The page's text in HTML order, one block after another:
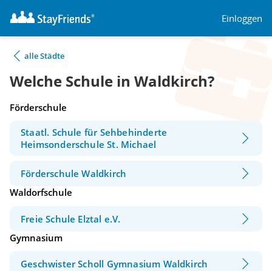
Einloggen
alle Städte
Welche Schule in Waldkirch?
Förderschule
Staatl. Schule für Sehbehinderte
Heimsonderschule St. Michael
Förderschule Waldkirch
Waldorfschule
Freie Schule Elztal e.V.
Gymnasium
Geschwister Scholl Gymnasium Waldkirch